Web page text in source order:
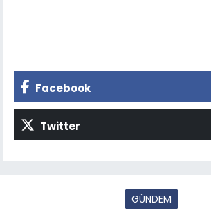
Facebook
Twitter
GÜNDEM